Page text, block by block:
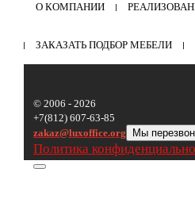
© 2006 - 2026
+7(812) 607-63-85
zakaz@luxoffice.org
Мы
Политика
О КОМПАНИИ
ЗАКАЗАТЬ ПОДБОР МЕБЕЛИ